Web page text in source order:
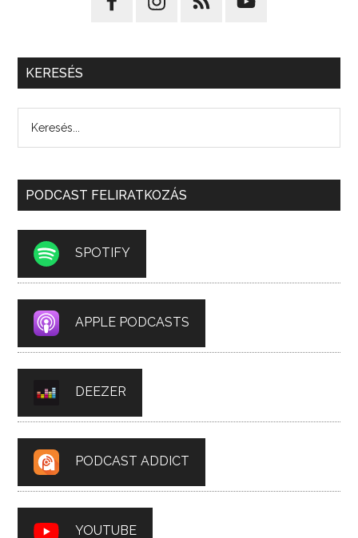
KERESÉS
PODCAST FELIRATKOZÁS
SPOTIFY
APPLE PODCASTS
DEEZER
PODCAST ADDICT
YOUTUBE